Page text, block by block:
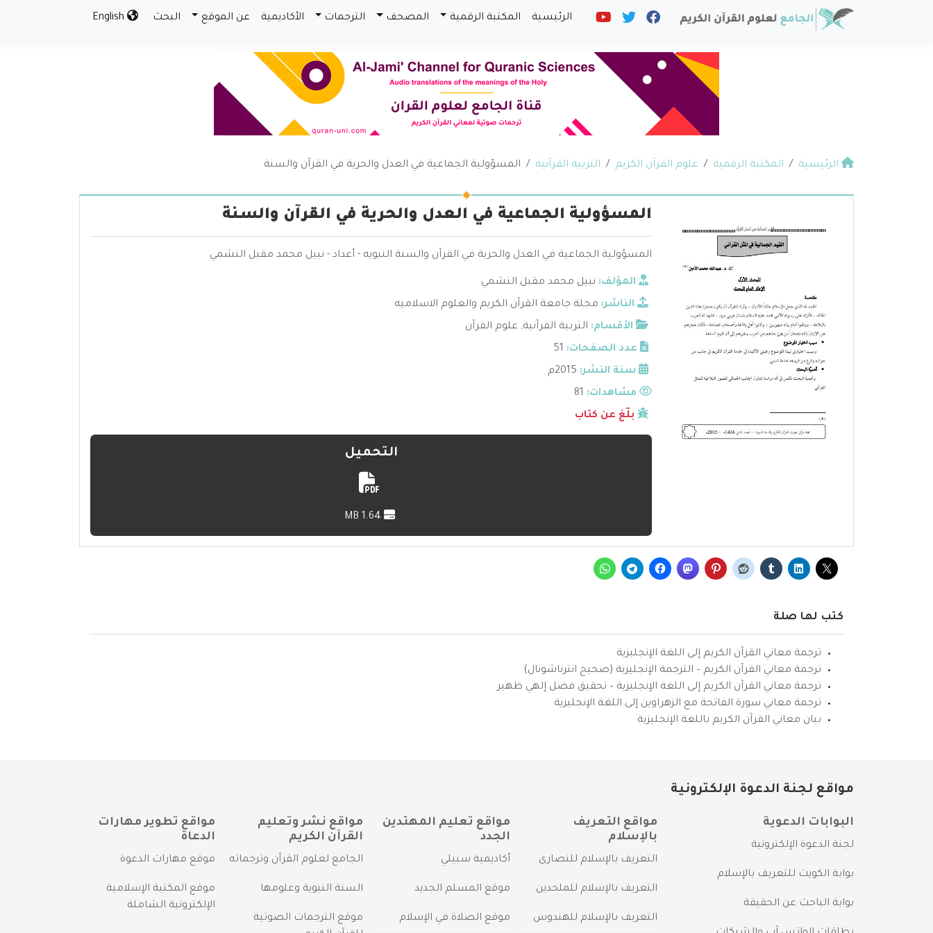
الرئيسية المكتبة الرقمية المصحف الترجمات الأكاديمية عن الموقع البحث
الرئيسية المكتبة الرقمية علوم القرآن الكريم التربية القرآنية المسؤولية الجماعية في العدل والحرية في القرآن والسنة
المسؤولية الجماعية في العدل والحرية في القرآن والسنة
المسؤولية الجماعية في العدل والحرية في القرآن والسنة النبويه - أعداد - نبيل محمد مقبل النشمي
المؤلف: نبيل محمد مقبل النشمي
الناشر: مجلة جامعة القرآن الكريم والعلوم الاسلاميه
الأقسام: التربية القرآنية, علوم القرآن
عدد الصفحات: 51
سنة النشر: 2015م
مشاهدات:
بلّغ عن كتاب
التحميل
كتب لها صلة
ترجمة معاني القرآن الكريم إلى اللغة الإنجليزية
ترجمة معاني القرآن الكريم – الترجمة الإنجليزية (صحيح انترناشونال)
ترجمة معاني القرآن الكريم إلى اللغة الإنجليزية – تحقيق فضل إلهي ظهير
ترجمة معاني سورة الفاتحة مع الزهراوين إلى اللغة الإنجليزية
بيان معاني القرآن الكريم باللغة الإنجليزية
مواقع لجنة الدعوة الإلكترونية
البوابات الدعوية
لجنة الدعوة الإلكترونية
بوابة الكويت للتعريف بالإسلام
بوابة الباحث عن الحقيقة
مواقع التعريف
بالإسلام
التعريف بالإسلام للنصارى
التعريف بالإسلام للملحدين
التعريف بالإسلام للهندوس
مواقع تعليم المهتدين
الجدد
أكاديمية سبيلي
موقع المسلم الجديد
موقع الصلاة في الإسلام
مواقع نشر وتعليم
القرآن الكريم
الجامع لعلوم القرآن وترجماته
السنة النبوية وعلومها
موقع الترجمات الصوتية
مواقع تطوير مهارات
الدعاة
موقع مهارات الدعوة
موقع المكتبة الإسلامية
الإلكترونية الشاملة